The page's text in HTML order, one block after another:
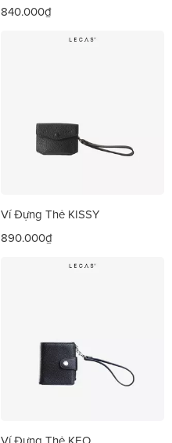
840.000₫
Ví Đựng Thẻ KISSY
890.000₫